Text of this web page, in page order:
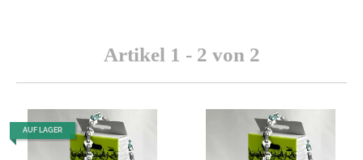
Artikel 1 - 2 von 2
AUF LAGER